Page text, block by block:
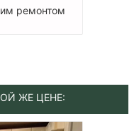
ремонтом
ЖЕ ЦЕНЕ: